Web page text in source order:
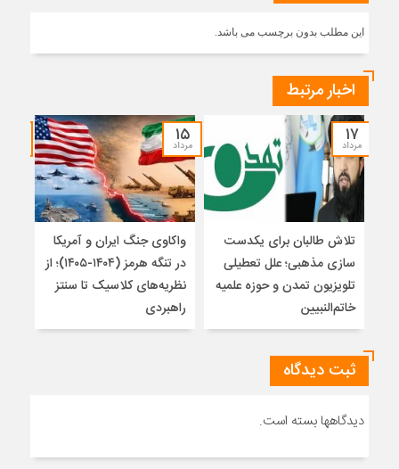
این مطلب بدون برچسب می باشد.
اخبار مرتبط
۱۷
مرداد
تلاش طالبان برای یکدست
سازی مذهبی؛ علل تعطیلی
تلویزیون تمدن و حوزه علمیه
خاتم‌النبیین
۱۵
مرداد
واکاوی جنگ ایران و آمریکا
در تنگه هرمز (۱۴۰۴-۱۴۰۵)؛ از
نظریه‌های کلاسیک تا سنتز
راهبردی
ثبت دیدگاه
دیدگاهها بسته است.